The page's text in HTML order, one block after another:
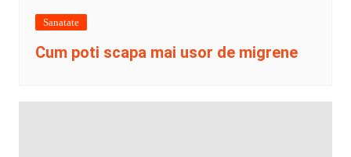
Sanatate
Cum poti scapa mai usor de migrene